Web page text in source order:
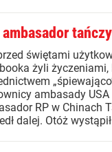
ambasador tańczy
świętami
żyli życzeniami,
ambasady
RP w Chinach
dalej. Otóż